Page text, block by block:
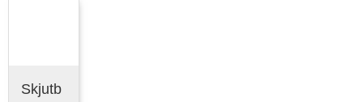
Skjutb